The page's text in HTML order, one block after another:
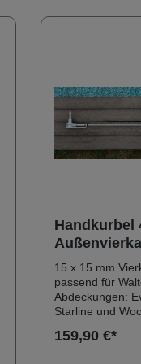
Handkurbel
Walter-
15 x 15 mm
passend für
Abdeckungen:
Starline und
neu ab 07/2023
159,90 €*